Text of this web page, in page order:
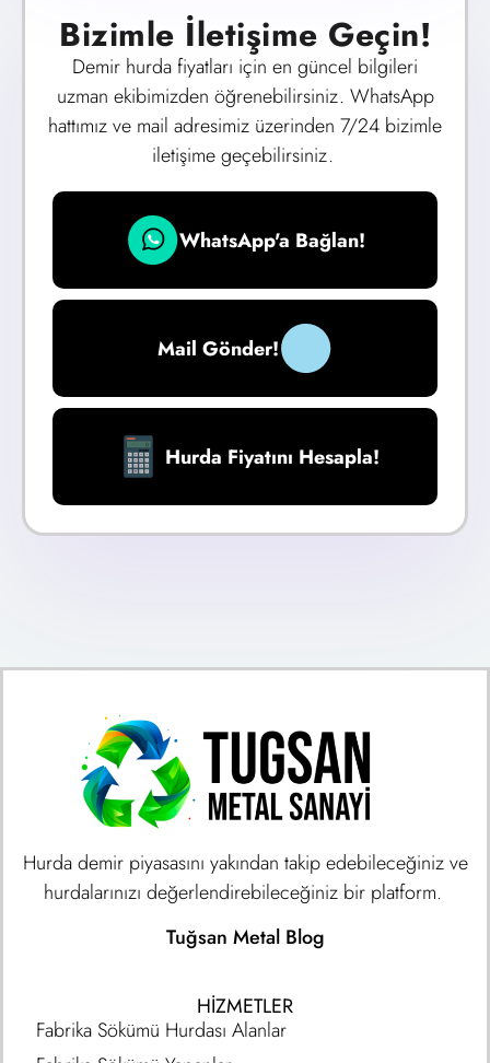
Bizimle İletişime Geçin!
Demir hurda fiyatları için en güncel bilgileri
uzman ekibimizden öğrenebilirsiniz. WhatsApp
hattımız ve mail adresimiz üzerinden 7/24 bizimle
iletişime geçebilirsiniz.
WhatsApp'a Bağlan!
Mail Gönder!
Hurda Fiyatını Hesapla!
Hurda demir piyasasını yakından takip edebileceğiniz ve
hurdalarınızı değerlendirebileceğiniz bir platform.
Tuğsan Metal Blog
HIZMETLER
Fabrika Sökümü Hurdası Alanlar